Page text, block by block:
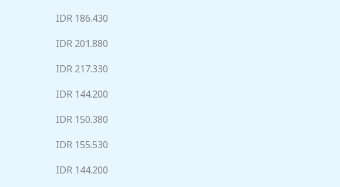
IDR 186.430
IDR 201.880
IDR 217.330
IDR 144.200
IDR 150.380
IDR 155.530
IDR 144.200